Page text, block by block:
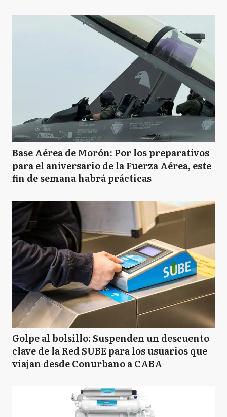
Base Aérea de Morón: Por los preparativos
para el aniversario de la Fuerza Aérea, este
fin de semana habrá prácticas
Golpe al bolsillo: Suspenden un descuento
clave de la Red SUBE para los usuarios que
viajan desde Conurbano a CABA